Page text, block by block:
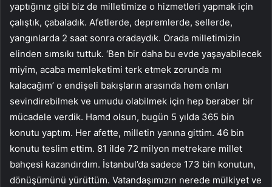
yaptığınız gibi biz de milletimize o hizmetleri yapmak için
çalıştık, çabaladık. Afetlerde, depremlerde, sellerde,
yangınlarda 2 saat sonra oradaydık. Orada milletimizin
elinden sımsıkı tuttuk. ‘Ben bir daha bu evde yaşayabilecek
miyim, acaba memleketimi terk etmek zorunda mı
kalacağım’ o endişeli bakışların arasında hem onları
sevindirebilmek ve umudu olabilmek için hep beraber bir
mücadele verdik. Hamd olsun, bugün 5 yılda 365 bin
konutu yaptım. Her afette, milletin yanına gittim. 46 bin
konutu teslim ettim. 81 ilde 72 milyon metrekare millet
bahçesi kazandırdım. İstanbul’da sadece 173 bin konutun,
dönüşümünü yürüttüm. Vatandaşımızın nerede mülkiyet ve